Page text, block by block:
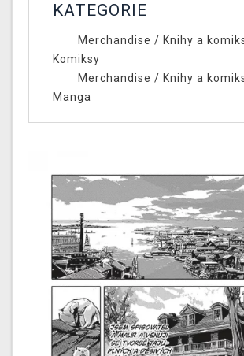
KATEGORIE
Merchandise / Knihy a
Komiksy
Merchandise / Knihy a
Manga